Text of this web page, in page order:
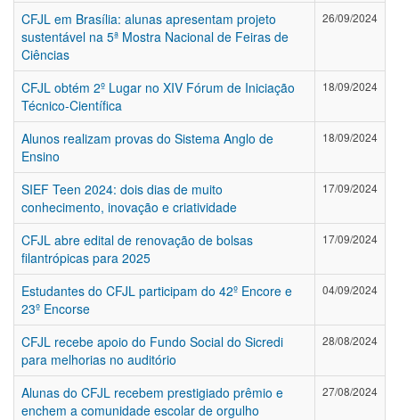
CFJL em Brasília: alunas apresentam projeto
sustentável na 5ª Mostra Nacional de Feiras de
Ciências
26/09/2024
CFJL obtém 2º Lugar no XIV Fórum de Iniciação
Técnico-Científica
18/09/2024
Alunos realizam provas do Sistema Anglo de
Ensino
18/09/2024
SIEF Teen 2024: dois dias de muito
conhecimento, inovação e criatividade
17/09/2024
CFJL abre edital de renovação de bolsas
filantrópicas para 2025
17/09/2024
Estudantes do CFJL participam do 42º Encore e
23º Encorse
04/09/2024
CFJL recebe apoio do Fundo Social do Sicredi
para melhorias no auditório
28/08/2024
Alunas do CFJL recebem prestigiado prêmio e
enchem a comunidade escolar de orgulho
27/08/2024